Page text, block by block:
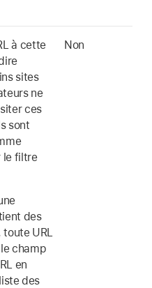
à cette
sites
ne
ces
sont
le filtre
des
toute URL
champ
en
des
Non